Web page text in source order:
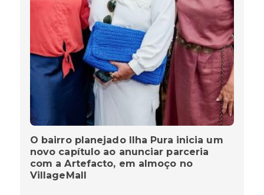
O bairro planejado Ilha Pura inicia um
novo capítulo ao anunciar parceria
com a Artefacto, em almoço no
VillageMall